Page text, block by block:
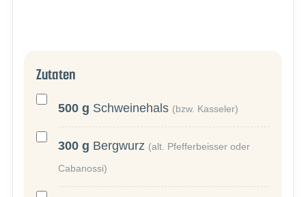
Zutaten
500 g Schweinehals (bzw. Kasseler)
300 g Bergwurz (alt. Pfefferbeisser oder
Cabanossi)